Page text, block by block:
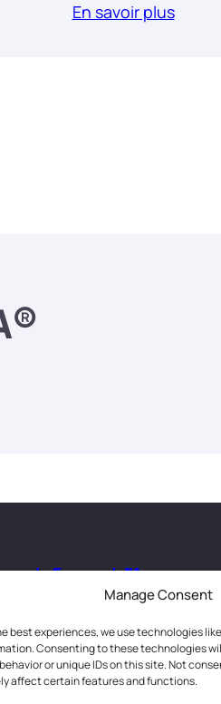
Manage Consent
best experiences, we use technologies
Consenting to these technologies
or unique IDs on this site. Not
affect certain features and functions.
En savoir plus
La Fresque de l'IA